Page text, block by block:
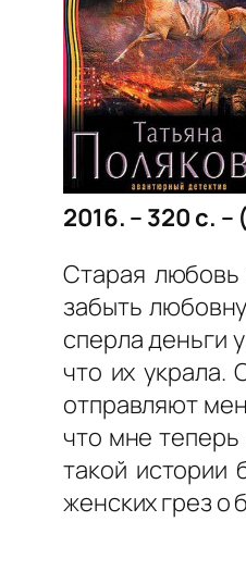
2016. – 320 с.
Старая любовь
забыть
сперла деньги
что их
отправляют
что мне
такой истории
женских грез о